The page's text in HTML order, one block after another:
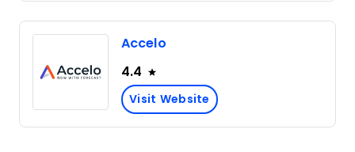
Accelo
4.4
Visit Website